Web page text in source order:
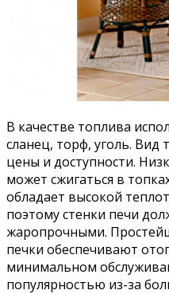
В качестве топлива
сланец, торф, уголь. Вид
цены и доступности.
может сжигаться в
обладает высокой
поэтому стенки печи
жаропрочными.
печки обеспечивают
минимальном
популярностью из-за